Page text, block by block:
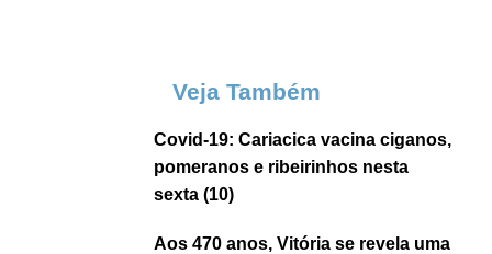
Veja Também
Covid-19: Cariacica vacina ciganos,
pomeranos e ribeirinhos nesta
sexta (10)
Aos 470 anos, Vitória se revela uma